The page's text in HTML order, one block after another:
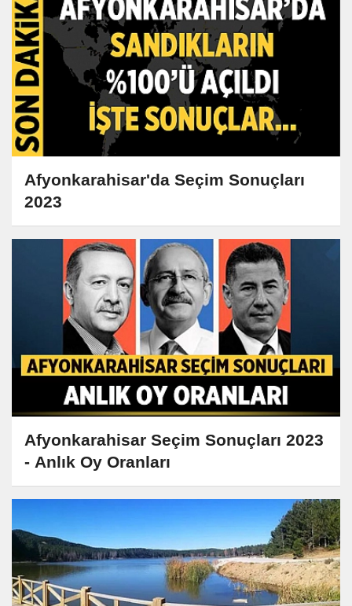
Afyonkarahisar'da Seçim Sonuçları
2023
Afyonkarahisar Seçim Sonuçları 2023
- Anlık Oy Oranları